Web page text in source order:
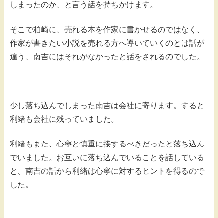
しまったのか、と言う話を持ちかけます。
そこで柏崎に、売れる本を作家に書かせるのではなく、
作家が書きたい小説を売れる方へ導いていくのとは話が
違う、南吉にはそれがなかったと話をされるのでした。
少し落ち込んでしまった南吉は会社に寄ります。すると
利緒も会社に残っていました。
利緒もまた、心寧と慎重に接するべきだったと落ち込ん
でいました。お互いに落ち込んでいることを話している
と、南吉の話から利緒は心寧に対するヒントを得るので
した。